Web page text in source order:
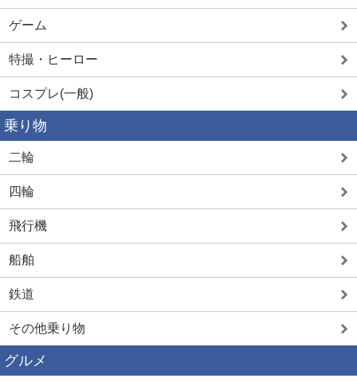
ゲーム
特撮・ヒーロー
コスプレ(一般)
乗り物
二輪
四輪
飛行機
船舶
鉄道
その他乗り物
グルメ